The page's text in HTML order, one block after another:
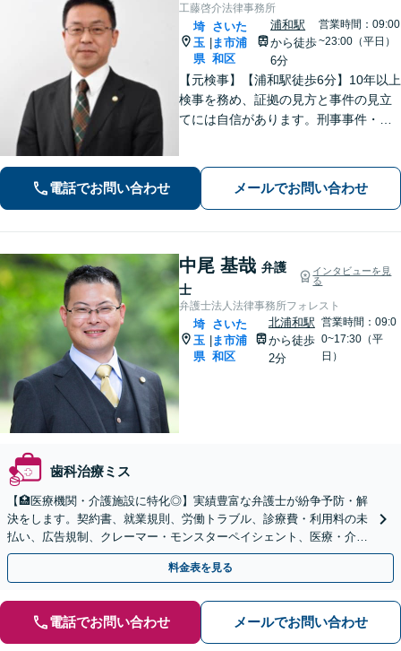
工藤啓介法律事務所
埼
玉
県
さいた
ま市浦
和区
浦和駅
から徒歩
6分
営業時間：09:00
~23:00（平日）
【元検事】【浦和駅徒歩6分】10年以上
検事を務め、証拠の見方と事件の見立
てには自信があります。刑事事件・離
わせ下さい。
電話でお問い合わせ メールでお問い合わせ
中尾 基哉 弁護
士
インタビューを見
る
弁護士法人法律事務所フォレスト
埼
玉
県
さいた
ま市浦
和区
北浦和駅
から徒歩
2分
営業時間：09:0
0~17:30（平
日）
歯科治療ミス
【🏥医療機関・介護施設に特化◎】実績豊富な弁護士が紛争予防・解
決をします。契約書、就業規則、労働トラブル、診療費・利用料の未
払い、広告規制、クレーマー・モンスターペイシェント、医療・介護
事故などに対応【顧問契約あり】
料金表を見る
電話でお問い合わせ メールでお問い合わせ